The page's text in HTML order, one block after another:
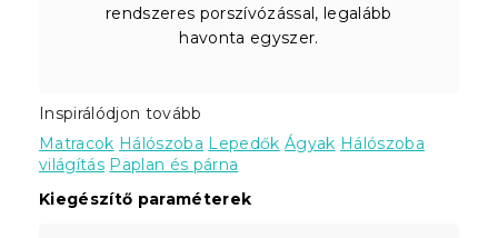
rendszeres porszívózással, legalább
havonta egyszer.
Inspirálódjon tovább
Matracok Hálószoba Lepedők Ágyak Hálószoba
világítás Paplan és párna
Kiegészítő paraméterek